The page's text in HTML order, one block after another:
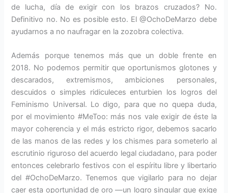
de lucha, día de exigir con los brazos cruzados? No.
Definitivo no. No es posible esto. El @OchoDeMarzo debe
ayudarnos a no naufragar en la zozobra colectiva.
Además porque tenemos más que un doble frente en
2018. No podemos permitir que oportunismos glotones y
descarados, extremismos, ambiciones personales,
descuidos o simples ridiculeces enturbien los logros del
Feminismo Universal. Lo digo, para que no quepa duda,
por el movimiento #MeToo: más nos vale exigir de éste la
mayor coherencia y el más estricto rigor, debemos sacarlo
de las manos de las redes y los chismes para someterlo al
escrutinio riguroso del acuerdo legal ciudadano, para poder
entonces celebrarlo festivos con el espíritu libre y libertario
del #OchoDeMarzo. Tenemos que vigilarlo para no dejar
caer esta oportunidad de oro —un logro singular que exige